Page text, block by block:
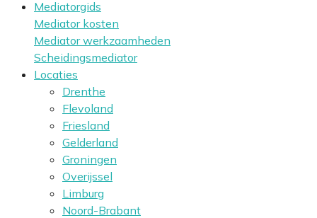
Mediatorgids
Mediator kosten
Mediator werkzaamheden
Scheidingsmediator
Locaties
Drenthe
Flevoland
Friesland
Gelderland
Groningen
Overijssel
Limburg
Noord-Brabant